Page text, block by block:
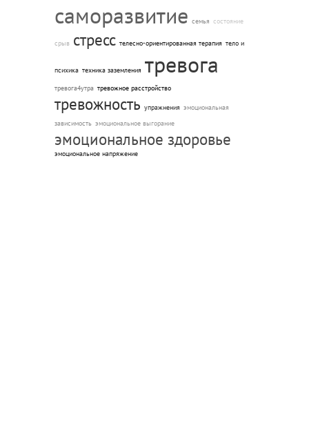
саморазвитие семья состояние
срыв стресс телесно-ориентированная терапия тело и
психика техника заземления тревога
тревога4утра тревожное расстройство
тревожность упражнения эмоциональная
зависимость эмоциональное выгорание
эмоциональное здоровье
эмоциональное напряжение